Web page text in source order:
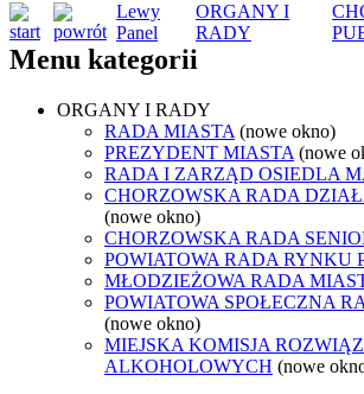
Lewy
Panel
ORGANY I
RADY
Menu kategorii
ORGANY I RADY
RADA MIASTA (nowe okno)
PREZYDENT MIASTA (nowe
RADA I ZARZĄD OSIEDLA
CHORZOWSKA RADA
(nowe okno)
CHORZOWSKA RADA
POWIATOWA RADA RYNKU
MŁODZIEŻOWA RADA
POWIATOWA SPOŁECZNA
(nowe okno)
MIEJSKA KOMISJA
ALKOHOLOWYCH (nowe